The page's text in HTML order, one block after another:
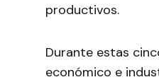
productivos.
Durante estas
económico e